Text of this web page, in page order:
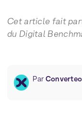
Cet article fait
du Digital
Par Converteo